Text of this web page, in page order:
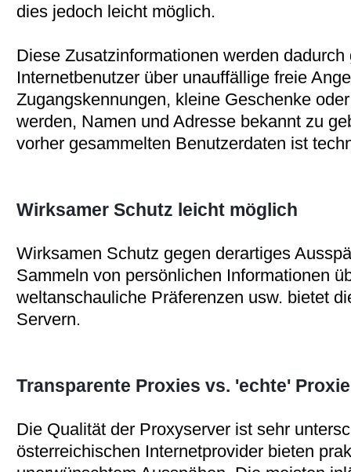
dies jedoch leicht möglich.
Diese Zusatzinformationen werden
Internetbenutzer über unauffällige freie
Zugangskennungen, kleine Geschenke
werden, Namen und Adresse bekannt zu
vorher gesammelten Benutzerdaten ist
Wirksamer Schutz leicht möglich
Wirksamen Schutz gegen derartiges
Sammeln von persönlichen Informationen
weltanschauliche Präferenzen usw. bietet
Servern.
Transparente Proxies vs. 'echte'
Die Qualität der Proxyserver ist sehr
österreichischen Internetprovider bieten